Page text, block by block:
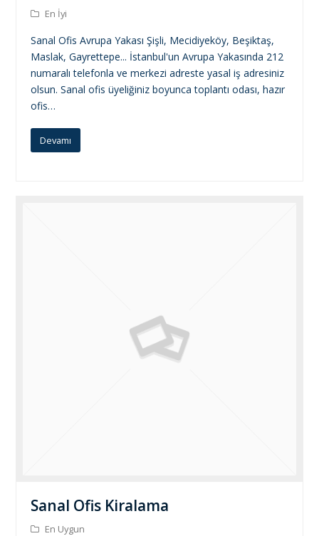
En İyi
Sanal Ofis Avrupa Yakası Şişli, Mecidiyeköy, Beşiktaş,
Maslak, Gayrettepe... İstanbul'un Avrupa Yakasında 212
numaralı telefonla ve merkezi adreste yasal iş adresiniz
olsun. Sanal ofis üyeliğiniz boyunca toplantı odası, hazır
ofis…
Devamı
Sanal Ofis Kiralama
En Uygun